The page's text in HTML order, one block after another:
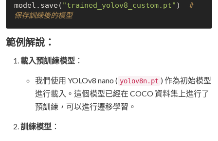
model.save( "trained_yolov8_custom.pt" ) #
保存訓練後的模型
範例解說：
載入預訓練模型 ：
我們使用 YOLOv8 nano ( yolov8n.pt ) 作為初始模型
進行載入。這個模型已經在 COCO 資料集上進行了
預訓練，可以進行遷移學習。
訓練模型 ：